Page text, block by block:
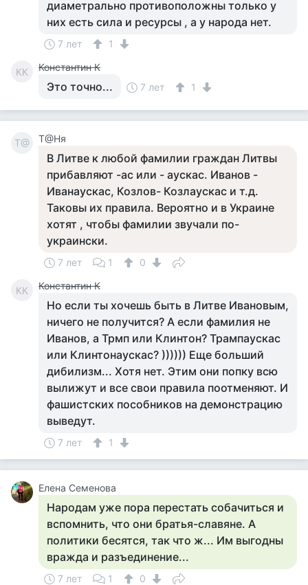
диаметрально противоположны только у
них есть сила и ресурсы , а у народа нет.
7 лет 1
КК Константин К
Это точно... 7 лет 1
Т@ Т@Ня
В Литве к любой фамилии граждан Литвы
прибавляют -ас или - аускас. Иванов -
Иванаускас, Козлов- Козлаускас и т.д.
Таковы их правила. Вероятно и в Украине
хотят , чтобы фамилии звучали по-
украински.
7 лет 1 0
КК Константин К
Но если ты хочешь быть в Литве Ивановым,
ничего не получится? А если фамилия не
Иванов, а Трмп или Клинтон? Трампаускас
или Клинтонаускас? )))))) Еще больший
дибилизм... Хотя нет. Этим они попку всю
вылижут и все свои правила поотменяют. И
фашистских пособников на демонстрацию
выведут.
7 лет 1
Елена Семенова
Народам уже пора перестать собачиться и
вспомнить, что они братья-славяне. А
политики бесятся, так что ж... Им выгодны
вражда и разъединение...
7 лет 1 0